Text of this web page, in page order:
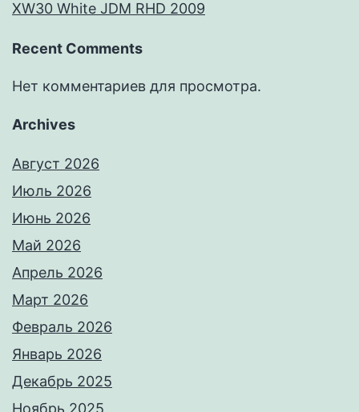
XW30 White JDM RHD 2009
Recent Comments
Нет комментариев для просмотра.
Archives
Август 2026
Июль 2026
Июнь 2026
Май 2026
Апрель 2026
Март 2026
Февраль 2026
Январь 2026
Декабрь 2025
Ноябрь 2025